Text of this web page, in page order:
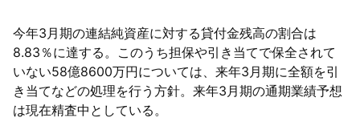
今年3月期の連結純資産に対する貸付金残高の割合は
8.83％に達する。このうち担保や引き当てで保全されて
いない58億8600万円については、来年3月期に全額を引
き当てなどの処理を行う方針。来年3月期の通期業績予想
は現在精査中としている。